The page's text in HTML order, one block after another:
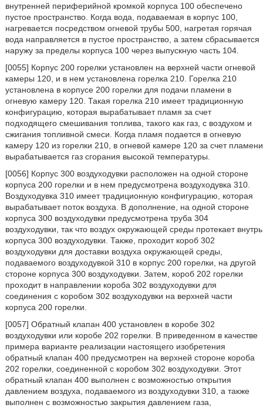
внутренней периферийной кромкой корпуса 100 обеспечено
пустое пространство. Когда вода, подаваемая в корпус 100,
нагревается посредством огневой трубы 500, нагретая горячая
вода направляется в пустое пространство, а затем сбрасывается
наружу за пределы корпуса 100 через выпускную часть 104.
[0055] Корпус 200 горелки установлен на верхней части огневой
камеры 120, и в нем установлена горелка 210. Горелка 210
установлена в корпусе 200 горелки для подачи пламени в
огневую камеру 120. Такая горелка 210 имеет традиционную
конфигурацию, которая вырабатывает пламя за счет
подходящего смешивания топлива, такого как газ, с воздухом и
сжигания топливной смеси. Когда пламя подается в огневую
камеру 120 из горелки 210, в огневой камере 120 за счет пламени
вырабатывается газ сгорания высокой температуры.
[0056] Корпус 300 воздуходувки расположен на одной стороне
корпуса 200 горелки и в нем предусмотрена воздуходувка 310.
Воздуходувка 310 имеет традиционную конфигурацию, которая
вырабатывает поток воздуха. В дополнение, на одной стороне
корпуса 300 воздуходувки предусмотрена труба 304
воздуходувки, так что воздух окружающей среды протекает внутрь
корпуса 300 воздуходувки. Также, проходит короб 302
воздуходувки для доставки воздуха окружающей среды,
подаваемого воздуходувкой 310 в корпус 200 горелки, на другой
стороне корпуса 300 воздуходувки. Затем, короб 202 горелки
проходит в направлении короба 302 воздуходувки для
соединения с коробом 302 воздуходувки на верхней части
корпуса 200 горелки.
[0057] Обратный клапан 400 установлен в коробе 302
воздуходувки или коробе 202 горелки. В приведенном в качестве
примера варианте реализации настоящего изобретения
обратный клапан 400 предусмотрен на верхней стороне короба
202 горелки, соединенной с коробом 302 воздуходувки. Этот
обратный клапан 400 выполнен с возможностью открытия
давлением воздуха, подаваемого из воздуходувки 310, а также
выполнен с возможностью закрытия давлением газа,